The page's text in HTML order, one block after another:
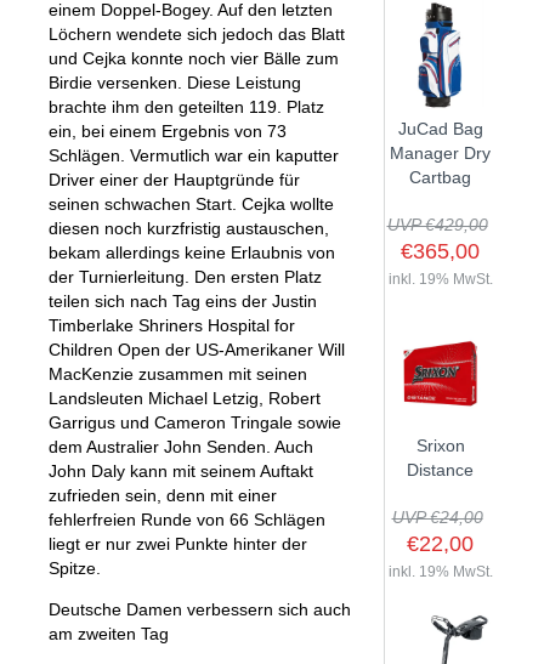
PUTTER
KINDER GOLFSCHLÄGER
KOMPLETTSETS
HEADS
SHAFTS
DEMOSCHLÄGER
KINDER GOLFSCHUHE
CAPS
GÜRTEL & SOCKEN
DAMEN GOLFHANDSCHUHE
KINDER GOLFHANDSCHUHE
ENTFERNUNGSMESSER
REGENSCHIRME
HANDTÜCHER
ACCESSOIRES
TRAININGSHILFEN
MONTAGE
KOMPONENTEN
GRIFFE
GUTSCHEINE
GUTSCHEINE
SALE
GOLFSCHLÄGER
BAGS
TROLLIES
BÄLLE
SCHUHE
BEKLEIDUNG
HANDSCHUHE
EVENTS
GOLFKURSE
EVENTS
ANFRAGE
GUTSCHEINE
einem Doppel-Bogey. Auf den letzten
Löchern wendete sich jedoch das Blatt
und Cejka konnte noch vier Bälle zum
Birdie versenken. Diese Leistung
brachte ihm den geteilten 119. Platz
ein, bei einem Ergebnis von 73
Schlägen. Vermutlich war ein kaputter
Driver einer der Hauptgründe für
seinen schwachen Start. Cejka wollte
diesen noch kurzfristig austauschen,
bekam allerdings keine Erlaubnis von
der Turnierleitung. Den ersten Platz
teilen sich nach Tag eins der Justin
Timberlake Shriners Hospital for
Children Open der US-Amerikaner Will
MacKenzie zusammen mit seinen
Landsleuten Michael Letzig, Robert
Garrigus und Cameron Tringale sowie
dem Australier John Senden. Auch
John Daly kann mit seinem Auftakt
zufrieden sein, denn mit einer
fehlerfreien Runde von 66 Schlägen
liegt er nur zwei Punkte hinter der
Spitze.
Deutsche Damen verbessern sich auch
am zweiten Tag
JuCad Bag
Manager Dry
Cartbag
UVP €429,00
€365,00
inkl. 19% MwSt.
Srixon
Distance
UVP €24,00
€22,00
inkl. 19% MwSt.